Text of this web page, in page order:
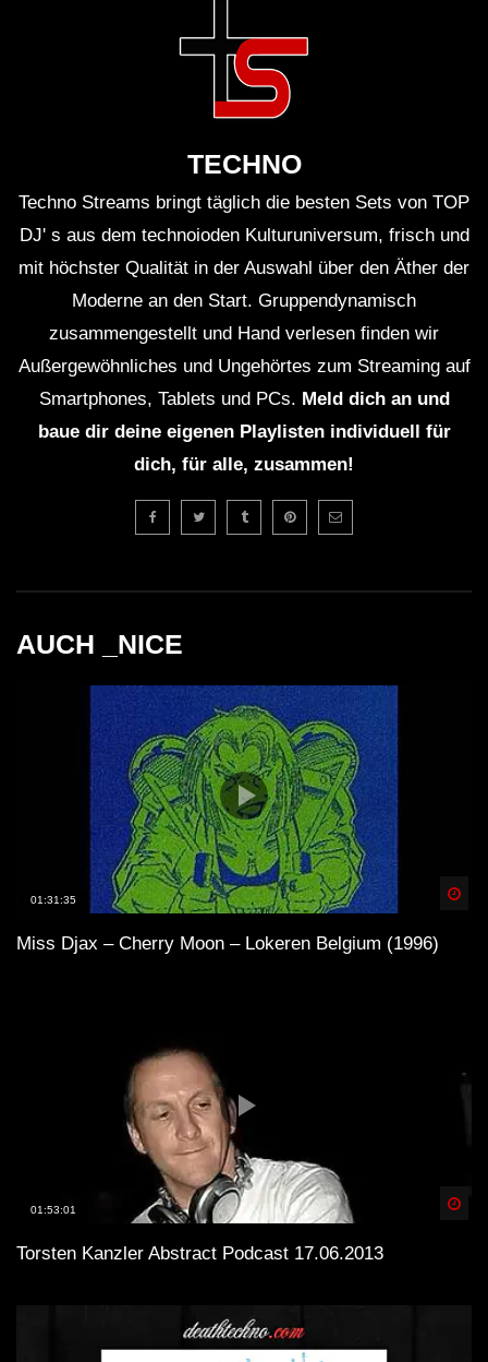
TECHNO
Techno Streams bringt täglich die besten Sets von TOP
DJ' s aus dem technoioden Kulturuniversum, frisch und
mit höchster Qualität in der Auswahl über den Äther der
Moderne an den Start. Gruppendynamisch
zusammengestellt und Hand verlesen finden wir
Außergewöhnliches und Ungehörtes zum Streaming auf
Smartphones, Tablets und PCs. Meld dich an und
baue dir deine eigenen Playlisten individuell für
dich, für alle, zusammen!
AUCH _NICE
01:31:35
Miss Djax – Cherry Moon – Lokeren Belgium (1996)
01:53:01
Torsten Kanzler Abstract Podcast 17.06.2013